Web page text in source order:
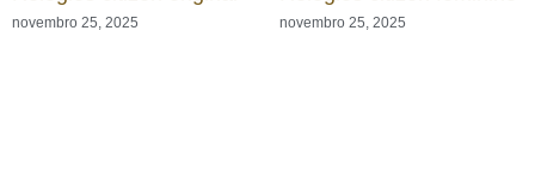
novembro 25, 2025 novembro 25, 2025